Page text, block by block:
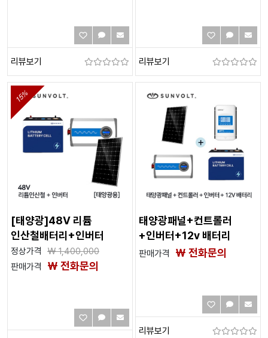
리뷰보기 리뷰보기
15%
[태양광]48V 리튬
인산철배터리+인버터
정상가격 ₩1,400,000
판매가격
₩ 전화문의
태양광패널+컨트롤러
+인버터+12v 배터리
판매가격 ₩ 전화문의
리뷰보기